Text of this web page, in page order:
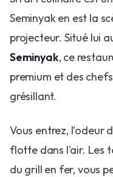
Seminyak en est la
projecteur. Situé lui
Seminyak, ce
premium et des
grésillant.
Vous entrez, l'odeur
flotte dans l'air. Les
du grill en fer, vous